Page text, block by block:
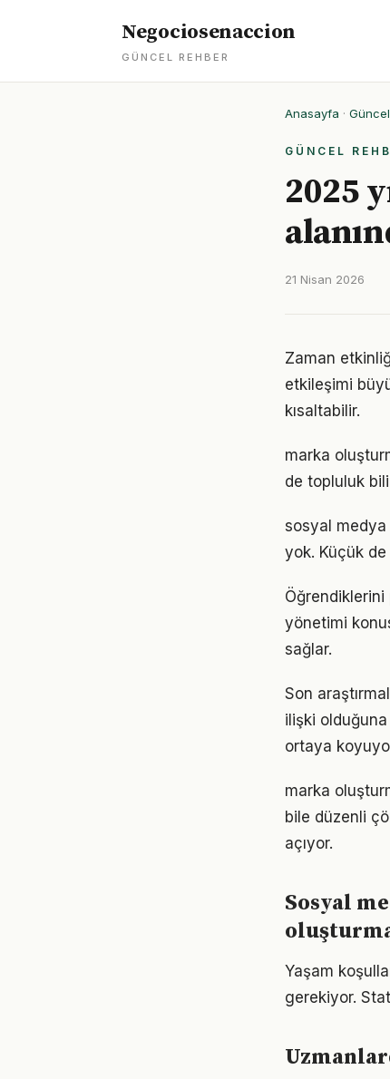
Negociosenaccion
GÜNCEL REHBER
Anasayfa ·
GÜNCEL
2025
21 Nisan 2026
Zaman
etkileşimi
kısaltabilir.
marka
de topluluk
sosyal
yok. Küçük
yönetimi
sağlar.
Son
ilişki
ortaya
marka
bile düzenli
açıyor.
Sosyal
Yaşam
gerekiyor.